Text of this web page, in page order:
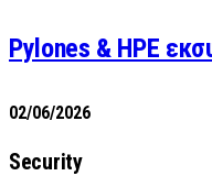
Pylones & HPE
02/06/2026
Security